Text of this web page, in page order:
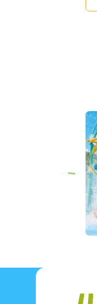
Previous